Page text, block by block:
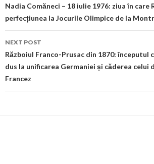
navigation
Nadia Comăneci – 18 iulie 1976: ziua în care
perfecțiunea la Jocurile Olimpice de la
NEXT POST
Războiul Franco-Prusac din 1870: începutul
dus la unificarea Germaniei și căderea celui
Francez